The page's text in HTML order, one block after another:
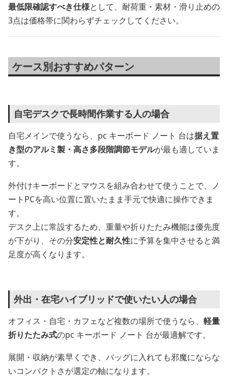
最低限確認すべき仕様として、耐荷重・素材・滑り止めの
3点は価格帯に関わらずチェックしてください。
ケース別おすすめパターン
自宅デスクで長時間作業する人の場合
自宅メインで使うなら、pc キーボード ノート 台は据え置
き型のアルミ製・高さ多段階調節モデルが最も適していま
す。
外付けキーボードとマウスを組み合わせて使うことで、ノ
ートPCを高い位置に置いたまま手元で快適に操作できま
す。
デスク上に常設するため、重量や折りたたみ機能は優先度
が下がり、その分安定性と耐久性に予算を集中させると満
足度が高くなります。
外出・在宅ハイブリッドで使いたい人の場合
オフィス・自宅・カフェなど複数の場所で使うなら、 軽量
折りたたみ式のpc キーボード ノート 台が最適解です。
展開・収納が素早くでき、バッグに入れても邪魔にならな
いコンパクトさが選定の軸になります。